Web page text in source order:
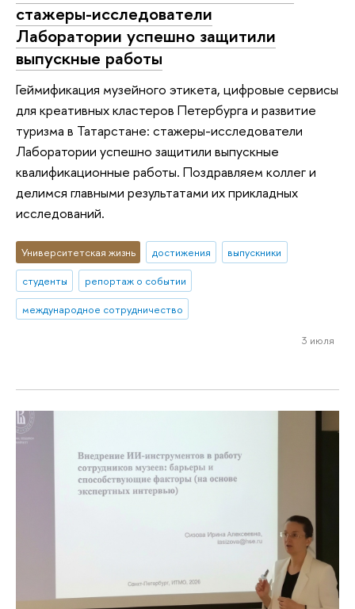
стажеры-исследователи
Лаборатории успешно защитили
выпускные работы
Геймификация музейного этикета, цифровые сервисы
для креативных кластеров Петербурга и развитие
туризма в Татарстане: стажеры-исследователи
Лаборатории успешно защитили выпускные
квалификационные работы. Поздравляем коллег и
делимся главными результатами их прикладных
исследований.
Университетская жизнь достижения
выпускники
студенты
репортаж о событии
международное сотрудничество
3 июля